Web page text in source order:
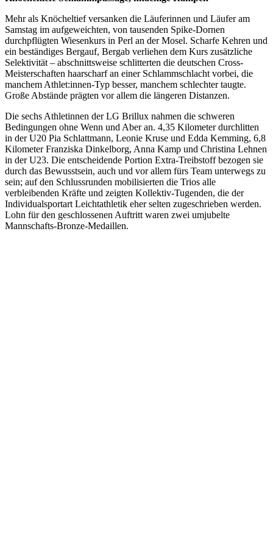
Mehr als Knöcheltief versanken die Läuferinnen und Läufer am
Samstag im aufgeweichten, von tausenden Spike-Dornen
durchpflügten Wiesenkurs in Perl an der Mosel. Scharfe Kehren und
ein beständiges Bergauf, Bergab verliehen dem Kurs zusätzliche
Selektivität – abschnittsweise schlitterten die deutschen Cross-
Meisterschaften haarscharf an einer Schlammschlacht vorbei, die
manchem Athlet:innen-Typ besser, manchem schlechter taugte.
Große Abstände prägten vor allem die längeren Distanzen.
Die sechs Athletinnen der LG Brillux nahmen die schweren
Bedingungen ohne Wenn und Aber an. 4,35 Kilometer durchlitten
in der U20 Pia Schlattmann, Leonie Kruse und Edda Kemming, 6,8
Kilometer Franziska Dinkelborg, Anna Kamp und Christina Lehnen
in der U23. Die entscheidende Portion Extra-Treibstoff bezogen sie
durch das Bewusstsein, auch und vor allem fürs Team unterwegs zu
sein; auf den Schlussrunden mobilisierten die Trios alle
verbleibenden Kräfte und zeigten Kollektiv-Tugenden, die der
Individualsportart Leichtathletik eher selten zugeschrieben werden.
Lohn für den geschlossenen Auftritt waren zwei umjubelte
Mannschafts-Bronze-Medaillen.